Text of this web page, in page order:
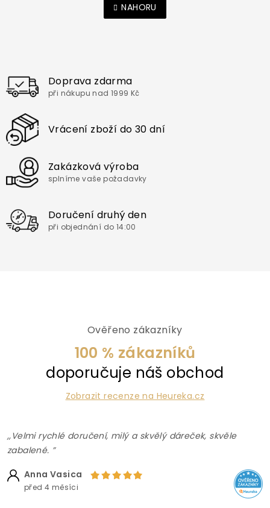
v
l
p
r
k
y
p
i
n
k
NAHORU
Doprava zdarma
při nákupu nad 1999 Kč
Vrácení zboží do 30 dní
Zakázková výroba
splníme vaše požadavky
Doručení druhý den
při objednání do 14:00
Ověřeno zákazníky
100 % zákazníků
doporučuje náš obchod
Zobrazit recenze na Heureka.cz
,,Velmi rychlé doručení, milý a skvělý dáreček, skvěle
zabalené. ”
Anna Vasica
před 4 měsíci